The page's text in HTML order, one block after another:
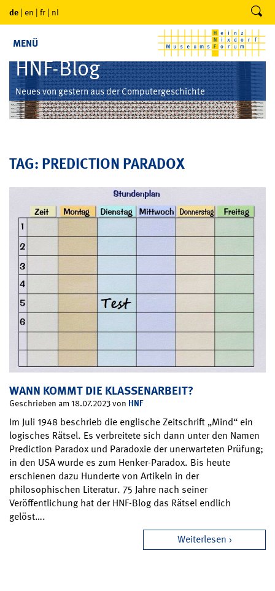
de | en | fr | nl
MENÜ
HNF-Blog
Neues von gestern aus der Computergeschichte
TAG: PREDICTION PARADOX
WANN KOMMT DIE KLASSENARBEIT?
Geschrieben am 18.07.2023 von HNF
Im Juli 1948 beschrieb die englische Zeitschrift „Mind“ ein
logisches Rätsel. Es verbreitete sich dann unter den Namen
Prediction Paradox und Paradoxie der unerwarteten Prüfung;
in den USA wurde es zum Henker-Paradox. Bis heute
erschienen dazu Hunderte von Artikeln in der
philosophischen Literatur. 75 Jahre nach seiner
Veröffentlichung hat der HNF-Blog das Rätsel endlich
gelöst….
Weiterlesen